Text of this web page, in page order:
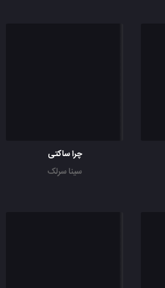
چرا ساکتی
سینا سرلک